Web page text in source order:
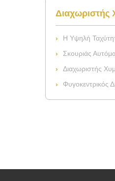
Διαχωριστής
Η Υψηλή Ταχύτητα
Σκουριάς Αυτόματη
Διαχωριστής
Φυγοκεντρικός